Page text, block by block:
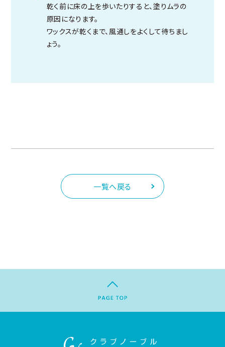
乾く前に床の上を歩いたりすると、塗りムラの
原因になります。
ワックスが乾くまで、風通しをよくして待ちまし
ょう。
一覧へ戻る